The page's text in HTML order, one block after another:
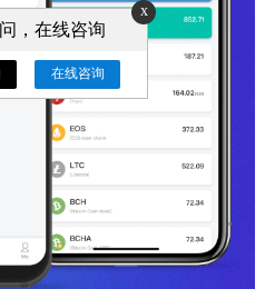
x
，在线咨询
在线咨询